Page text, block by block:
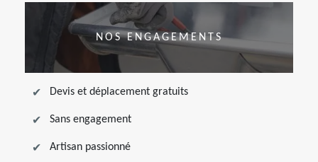
NOS ENGAGEMENTS
Devis et déplacement gratuits
Sans engagement
Artisan passionné